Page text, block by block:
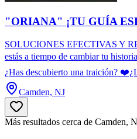
"ORIANA" ¡TU GUÍA
SOLUCIONES EFECTIVAS Y
estás a tiempo de cambiar tu
¿Has descubierto una traición?
Camden, NJ
Más resultados cerca de Camden,